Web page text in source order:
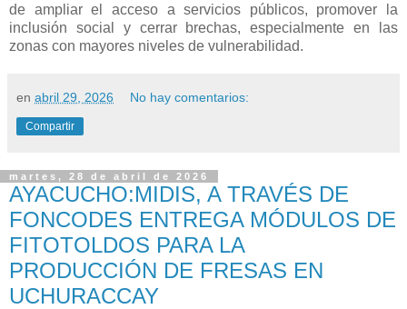
de ampliar el acceso a servicios públicos, promover la
inclusión social y cerrar brechas, especialmente en las
zonas con mayores niveles de vulnerabilidad.
en abril 29, 2026 No hay comentarios:
Compartir
martes, 28 de abril de 2026
AYACUCHO:MIDIS, A TRAVÉS DE
FONCODES ENTREGA MÓDULOS DE
FITOTOLDOS PARA LA
PRODUCCIÓN DE FRESAS EN
UCHURACCAY